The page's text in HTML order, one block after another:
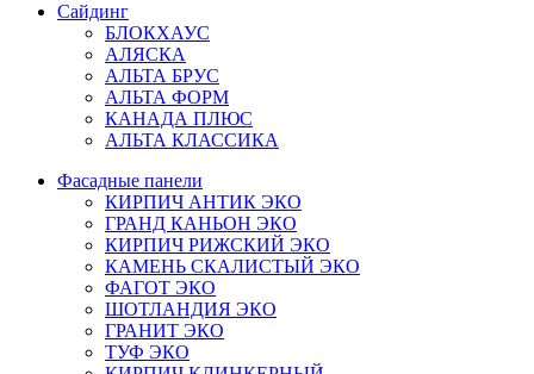
Сайдинг
БЛОКХАУС
АЛЯСКА
АЛЬТА БРУС
АЛЬТА ФОРМ
КАНАДА ПЛЮС
АЛЬТА КЛАССИКА
Фасадные панели
КИРПИЧ АНТИК ЭКО
ГРАНД КАНЬОН ЭКО
КИРПИЧ РИЖСКИЙ ЭКО
КАМЕНЬ СКАЛИСТЫЙ ЭКО
ФАГОТ ЭКО
ШОТЛАНДИЯ ЭКО
ГРАНИТ ЭКО
ТУФ ЭКО